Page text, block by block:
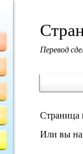
Перевод
Страница
Или вы